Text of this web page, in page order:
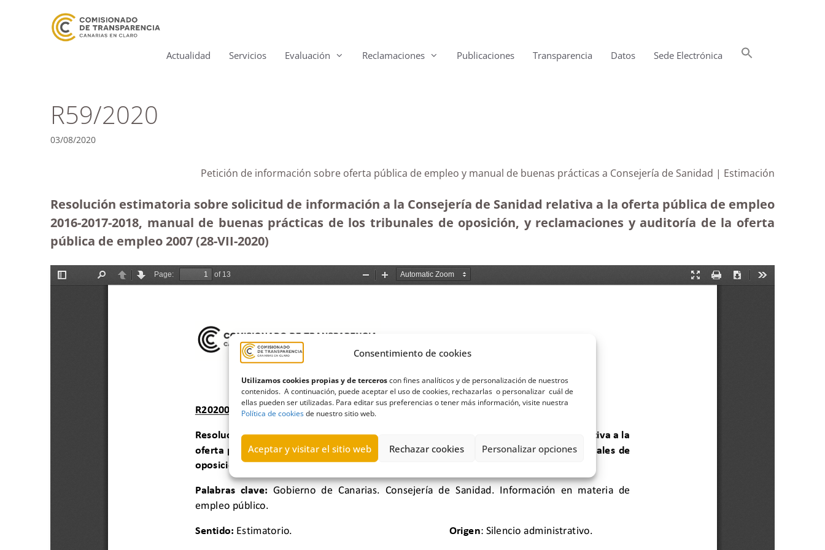
Consentimiento de cookies
Utilizamos cookies propias y de terceroscon fines analíticos y de personalización de nuestros
contenidos. A continuación, puede aceptar el uso de cookies, rechazarlas o personalizar cuál de
ellas pueden ser utilizadas. Para editar sus preferencias o tener más información, visite nuestra
Política de cookiesde nuestro sitio web.
Aceptar y visitar el sitio web Rechazar cookies Personalizar opciones
Actualidad Servicios Evaluación Reclamaciones Publicaciones Transparencia Datos Sede Electrónica
R59/2020
03/08/2020
Petición de información sobre oferta pública de empleo y manual de buenas prácticas a Consejería de Sanidad | Estimación
Resolución estimatoria sobre solicitud de información a la Consejería de Sanidad relativa a la oferta pública de empleo
2016-2017-2018, manual de buenas prácticas de los tribunales de oposición, y reclamaciones y auditoría de la oferta
pública de empleo 2007 (28-VII-2020)